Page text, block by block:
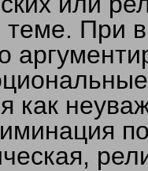
При
как